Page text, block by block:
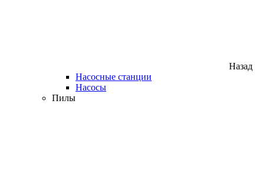
Назад
Насосные станции
Насосы
Пилы